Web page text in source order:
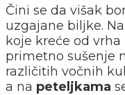
Čini se da višak
uzgajane biljke.
koje kreće od
primetno sušenje
različitih vočnih
a na peteljkama